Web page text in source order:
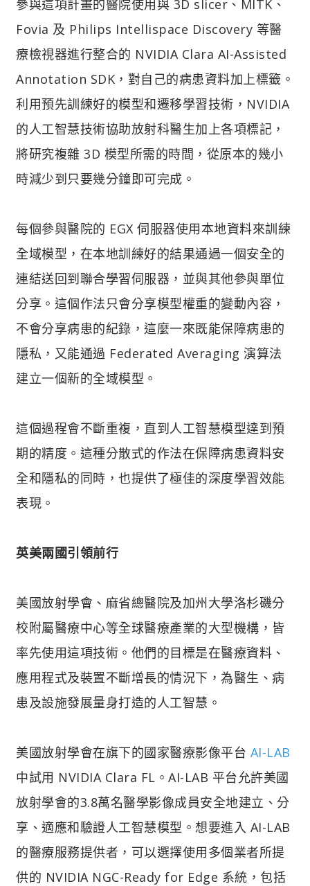
參與這項計畫的醫院使用與 3D slicer、MITK、
Fovia 及 Philips Intellispace Discovery 等醫
療檢視器進行整合的 NVIDIA Clara AI-Assisted
Annotation SDK，對自己的病患資料加上標籤。
利用預先訓練好的模型和遷移學習技術，NVIDIA
的人工智慧技術協助放射科醫生加上各項標記，
將研究複雜 3D 模型所需的時間，從原本的幾小
時減少到只要幾分鐘即可完成。
每個參與醫院的 EGX 伺服器使用本地資料來訓練
全域模型，在本地訓練好的結果通過一個安全的
連結送回到聯合學習伺服器，並與其他參與單位
分享。這個作法只會分享模型權重的變動內容，
不會分享病患的紀錄，這麼一來既能保障病患的
隱私，又能通過 Federated Averaging 演算法
建立一個新的全域模型。
這個過程會不斷重複，直到人工智慧模型達到預
期的精度。這種分散式的作法在保障病患資料安
全和隱私的同時，也提供了極佳的深度學習效能
表現。
英美兩國引領前行
美國放射學會、麻省總醫院及加州大學洛杉磯分
校附屬醫療中心等全球醫療產業的大型機構，皆
率先使用這項技術。他們的目標是在醫療資料、
應用程式及裝置不斷增長的情況下，為醫生、病
患及設施發展量身打造的人工智慧。
美國放射學會在旗下的國家醫療影像平台 AI-LAB
中試用 NVIDIA Clara FL。AI-LAB 平台允許美國
放射學會的3.8萬名醫學影像成員安全地建立、分
享、適應和驗證人工智慧模型。想要進入 AI-LAB
的醫療服務提供者，可以選擇使用多個業者所提
供的 NVIDIA NGC-Ready for Edge 系統，包括